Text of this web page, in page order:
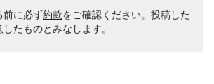
前に必ず約款をご確認ください。投稿した
たものとみなします。